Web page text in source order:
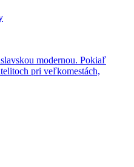
modernou. Pokiaľ
pri veľkomestách,